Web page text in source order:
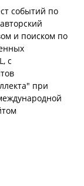
событий по
и поиском по
с
при